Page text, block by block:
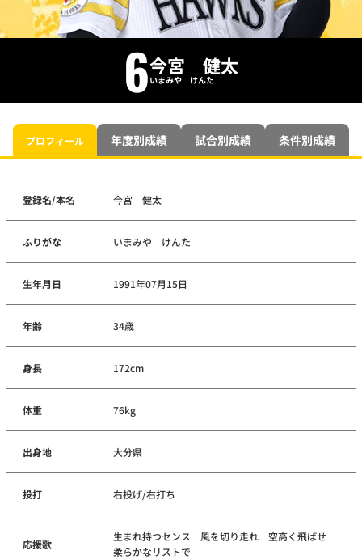
6今宮 健太
いまみや けんた
プロフィール 年度別成績 試合別成績 条件別成績
登録名/本名 今宮 健太
ふりがな いまみや けんた
生年月日 1991年07月15日
年齢 34歳
身長 172cm
体重 76kg
出身地 大分県
投打 右投げ/右打ち
応援歌
生まれ持つセンス 風を切り走れ 空高く飛ばせ
柔らかなリストで